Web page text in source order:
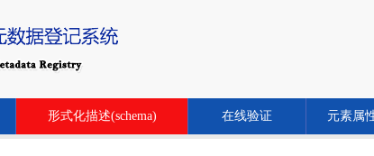
形式化描述(schema) 在线验证 元素属